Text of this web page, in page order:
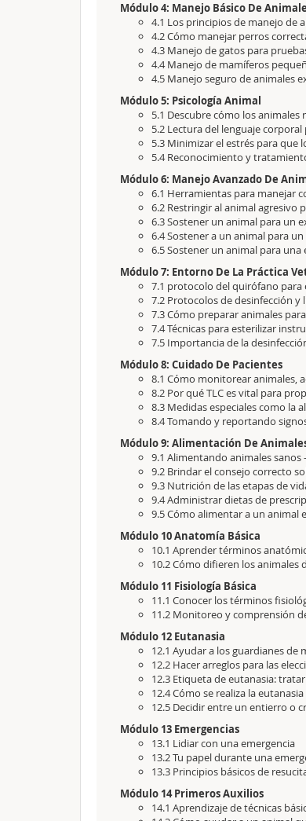
Módulo 4: Manejo Básico De
4.1 Los principios de manejo de
4.2 Cómo manejar perros
4.3 Manejo de gatos para
4.4 Manejo de mamíferos
4.5 Manejo seguro de animales
Módulo 5: Psicología Animal
5.1 Descubre cómo los animales
5.2 Lectura del lenguaje
5.3 Minimizar el estrés para que
5.4 Reconocimiento y
Módulo 6: Manejo Avanzado De
6.1 Herramientas para manejar
6.2 Restringir al animal agresivo
6.3 Sostener un animal para un
6.4 Sostener a un animal para
6.5 Sostener un animal para una
Módulo 7: Entorno De La Práctica
7.1 protocolo del quirófano
7.2 Protocolos de desinfección y
7.3 Cómo preparar animales
7.4 Técnicas para esterilizar
7.5 Importancia de la
Módulo 8: Cuidado De Pacientes
8.1 Cómo monitorear animales,
8.2 Por qué TLC es vital para
8.3 Medidas especiales como la
8.4 Tomando y reportando
Módulo 9: Alimentación De
9.1 Alimentando animales
9.2 Brindar el consejo correcto
9.3 Nutrición de las etapas de
9.4 Administrar dietas de
9.5 Cómo alimentar a un animal
Módulo 10 Anatomía Básica
10.1 Aprender términos
10.2 Cómo difieren los animales
Módulo 11 Fisiología Básica
11.1 Conocer los términos
11.2 Monitoreo y comprensión
Módulo 12 Eutanasia
12.1 Ayudar a los guardianes
12.2 Hacer arreglos para las
12.3 Etiqueta de eutanasia:
12.4 Cómo se realiza la eutanasia
12.5 Decidir entre un entierro o
Módulo 13 Emergencias
13.1 Lidiar con una emergencia
13.2 Tu papel durante una
13.3 Principios básicos de
Módulo 14 Primeros Auxilios
14.1 Aprendizaje de técnicas